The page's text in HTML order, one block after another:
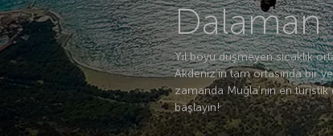
Yıl boyu düşmeyen sıcaklık
Akdeniz’in tam ortasında bir
zamanda Muğla’nın en
başlayın!